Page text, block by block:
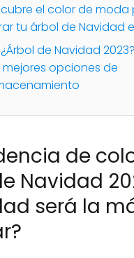
el color de moda
tu árbol de Navidad
¿Árbol de Navidad
mejores opciones de
de
Navidad
será la